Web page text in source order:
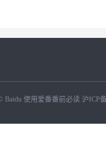
Baidu 使用爱番番前必读 沪ICP